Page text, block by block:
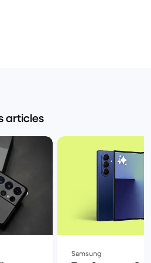
articles
Samsung